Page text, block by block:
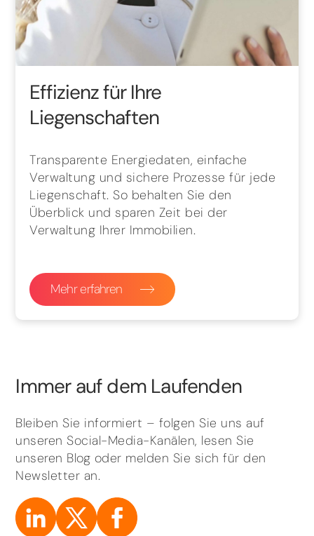
Effizienz für Ihre
Liegenschaften
Transparente Energiedaten, einfache
Verwaltung und sichere Prozesse für jede
Liegenschaft. So behalten Sie den
Überblick und sparen Zeit bei der
Verwaltung Ihrer Immobilien.
Mehr erfahren
Immer auf dem Laufenden
Bleiben Sie informiert – folgen Sie uns auf
unseren Social-Media-Kanälen, lesen Sie
unseren Blog oder melden Sie sich für den
Newsletter an.